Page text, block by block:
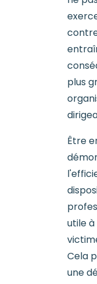
plus
Être
utile
Cela
une